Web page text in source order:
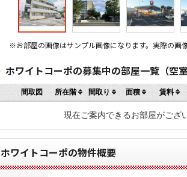
※お部屋の画像はサンプル画像になります。実際の画
ホワイトコーポの募集中の部屋一覧（空
間取図 所在階 間取り 面積 賃料
現在ご案内できるお部屋がござ
ホワイトコーポの物件概要